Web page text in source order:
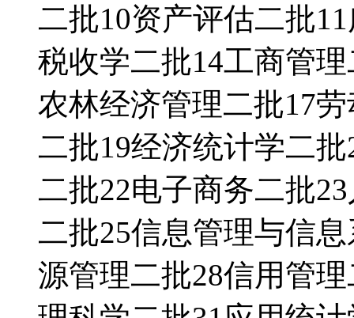
二批10资产评估二批
税收学二批14工商管
农林经济管理二批17
二批19经济统计学二
二批22电子商务二批
二批25信息管理与信
源管理二批28信用管